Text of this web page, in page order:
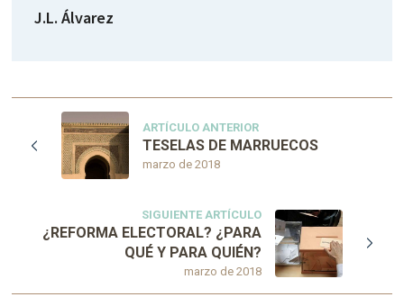
J.L. Álvarez
ARTÍCULO ANTERIOR
marzo de 2018
TESELAS DE MARRUECOS
SIGUIENTE ARTÍCULO
marzo de 2018
¿REFORMA ELECTORAL? ¿PARA
QUÉ Y PARA QUIÉN?